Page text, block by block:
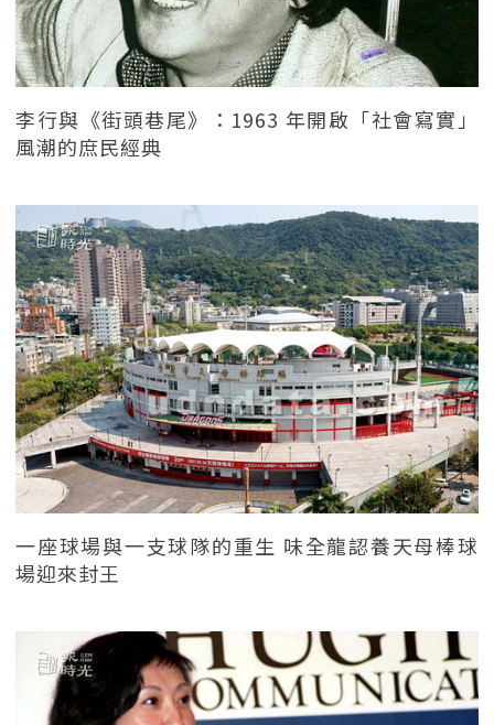
李行與《街頭巷尾》：1963 年開啟「社會寫實」
風潮的庶民經典
一座球場與一支球隊的重生 味全龍認養天母棒球
場迎來封王